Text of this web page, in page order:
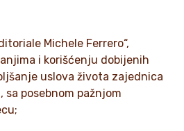
Michele Ferrero“,
i korišćenju dobijenih
uslova života zajednica
sa posebnom pažnjom